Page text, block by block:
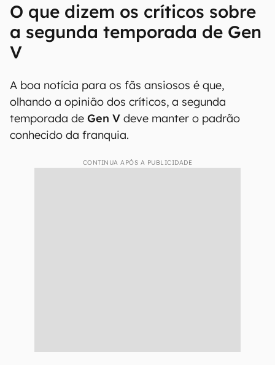
O que dizem os críticos sobre
a segunda temporada de Gen
V
A boa notícia para os fãs ansiosos é que,
olhando a opinião dos críticos, a segunda
temporada de Gen V deve manter o padrão
conhecido da franquia.
CONTINUA APÓS A PUBLICIDADE